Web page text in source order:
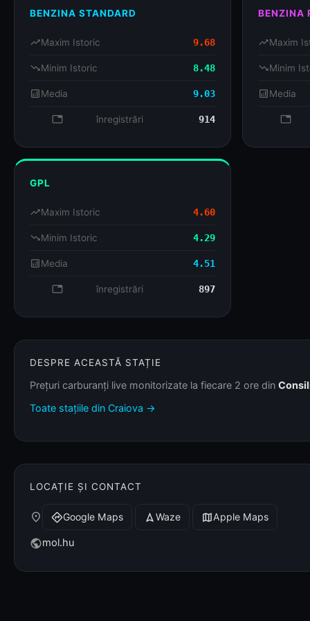
BENZINA STANDARD
trending_upMaxim Istoric 9.68
trending_downMinim Istoric 8.48
analyticsMedia 9.03
database înregistrări 914
BENZINA
trending_upMaxim
trending_downMinim
analyticsMedia
GPL
trending_upMaxim Istoric 4.60
trending_downMinim Istoric 4.29
analyticsMedia 4.51
database înregistrări 897
DESPRE ACEASTĂ STAȚIE
Prețuri carburanți live monitorizate la fiecare 2 ore din
Toate stațiile din Craiova →
LOCAȚIE ȘI CONTACT
place directionsGoogle Maps navigation Waze mapApple Maps
publicmol.hu